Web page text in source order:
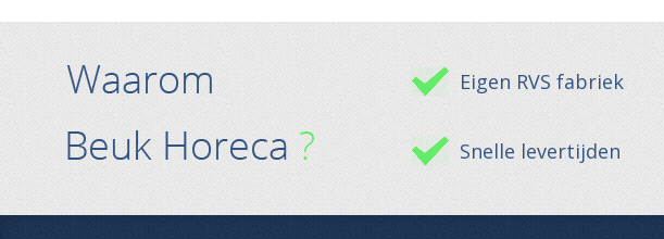
Eigen RVS fabriek
Snelle levertijden